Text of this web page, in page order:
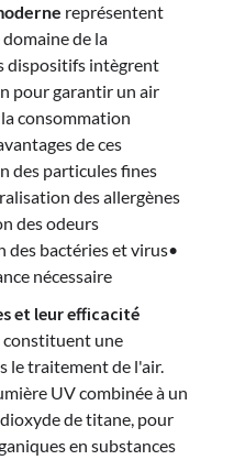
représentent
de la
dispositifs intègrent
pour garantir un air
consommation
de ces
des particules fines
des allergènes
des odeurs
des bactéries et virus•
nécessaire
et leur efficacité
une
le traitement de l'air.
UV combinée à un
de titane, pour
en substances